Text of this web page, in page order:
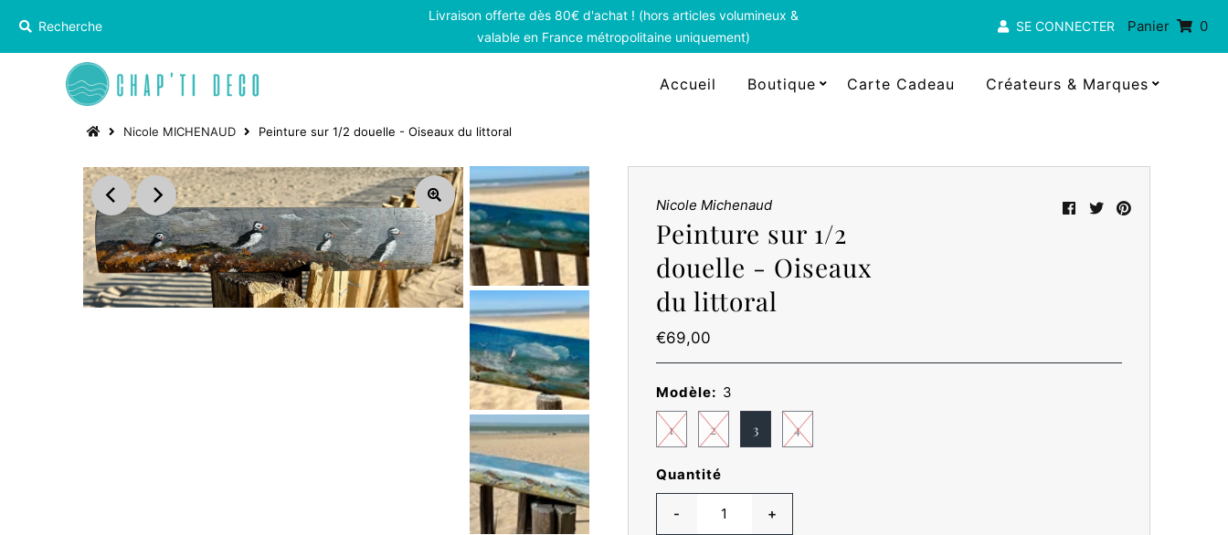
Livraison offerte dès 80€ d'achat ! (hors articles volumineux &
valable en France métropolitaine uniquement)
SE CONNECTER Panier 0
Accueil Boutique Carte Cadeau Créateurs & Marques
Nicole MICHENAUD Peinture sur 1/2 douelle - Oiseaux du littoral
Nicole Michenaud
Peinture sur 1/2
douelle - Oiseaux
du littoral
Prix
ordinaire
€69,00
Modèle: 3
1 2 3 4
Quantité
- +